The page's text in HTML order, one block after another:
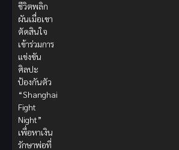
ชีวิตพลิก
ผันเมื่อเขา
ตัดสินใจ
เข้าร่วมการ
แข่งขัน
ศิลปะ
ป้องกันตัว
“Shanghai
Fight
Night”
เพื่อหาเงิน
รักษาพ่อที่